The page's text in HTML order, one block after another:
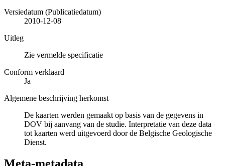
Versiedatum (Publicatiedatum)
2010-12-08
Uitleg
Zie vermelde specificatie
Conform verklaard
Ja
Algemene beschrijving herkomst
De kaarten werden gemaakt op basis van de gegevens in
DOV bij aanvang van de studie. Interpretatie van deze data
tot kaarten werd uitgevoerd door de Belgische Geologische
Dienst.